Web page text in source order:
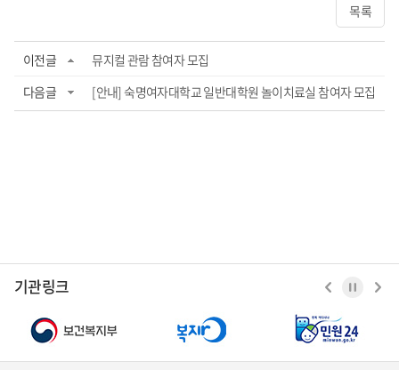
목록
이전글
뮤지컬 관람 참여자 모집
다음글
[안내] 숙명여자대학교 일반대학원 놀이치료실 참여자 모집
기관링크